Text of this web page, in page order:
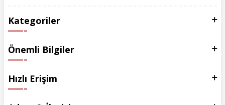
Kategoriler
Önemli Bilgiler
Hızlı Erişim